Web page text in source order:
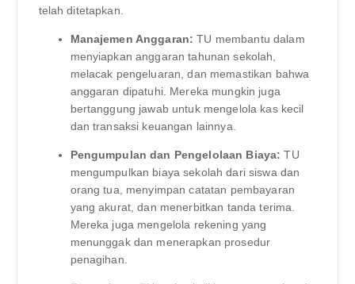
telah ditetapkan.
Manajemen Anggaran: TU membantu dalam
menyiapkan anggaran tahunan sekolah,
melacak pengeluaran, dan memastikan bahwa
anggaran dipatuhi. Mereka mungkin juga
bertanggung jawab untuk mengelola kas kecil
dan transaksi keuangan lainnya.
Pengumpulan dan Pengelolaan Biaya: TU
mengumpulkan biaya sekolah dari siswa dan
orang tua, menyimpan catatan pembayaran
yang akurat, dan menerbitkan tanda terima.
Mereka juga mengelola rekening yang
menunggak dan menerapkan prosedur
penagihan.